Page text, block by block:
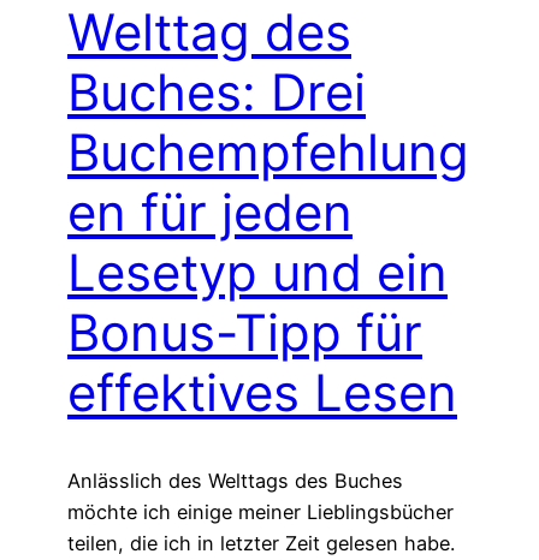
Welttag des
Buches: Drei
Buchempfehlung
en für jeden
Lesetyp und ein
Bonus-Tipp für
effektives Lesen
Anlässlich des Welttags des Buches
möchte ich einige meiner Lieblingsbücher
teilen, die ich in letzter Zeit gelesen habe.